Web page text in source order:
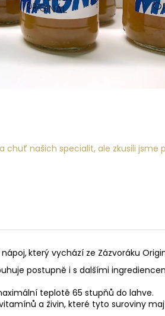
chuť našich specialit, ale zkusili jsme
který vychází ze Zázvoráku
postupně i s dalšími
teplotě 65 stupňů do lahve.
a živin, které tyto suroviny